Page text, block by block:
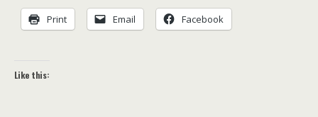
Print Email Facebook
Like this: